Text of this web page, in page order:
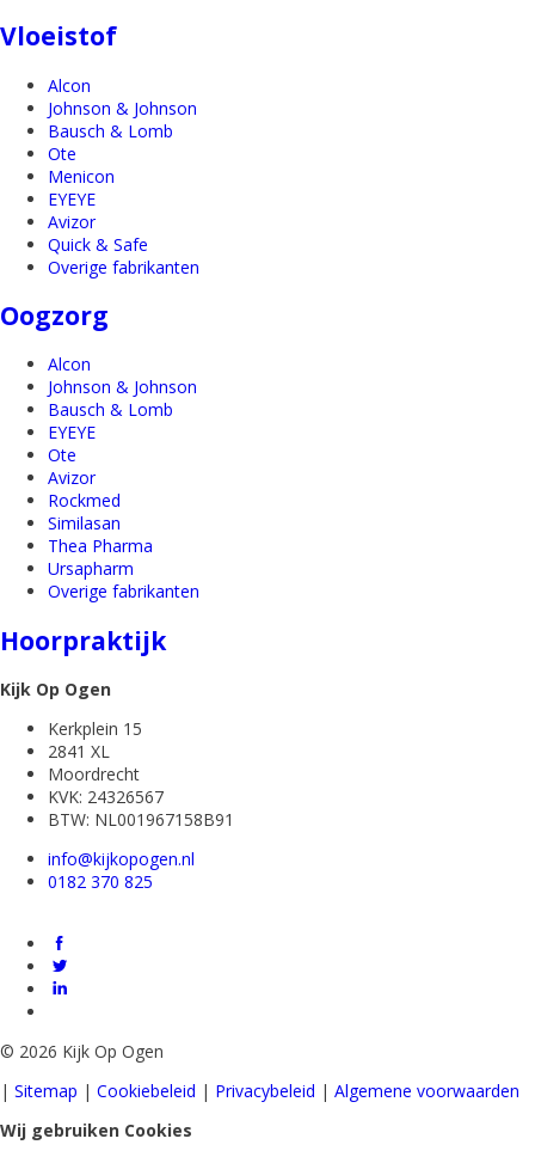
Vloeistof
Alcon
Johnson & Johnson
Bausch & Lomb
Ote
Menicon
EYEYE
Avizor
Quick & Safe
Overige fabrikanten
Oogzorg
Alcon
Johnson & Johnson
Bausch & Lomb
EYEYE
Ote
Avizor
Rockmed
Similasan
Thea Pharma
Ursapharm
Overige fabrikanten
Hoorpraktijk
Kijk Op Ogen
Kerkplein 15
2841 XL
Moordrecht
KVK: 24326567
BTW: NL001967158B91
info@kijkopogen.nl
0182 370 825
© 2026 Kijk Op Ogen
| Sitemap | Cookiebeleid | Privacybeleid | Algemene voorwaarden
Wij gebruiken Cookies